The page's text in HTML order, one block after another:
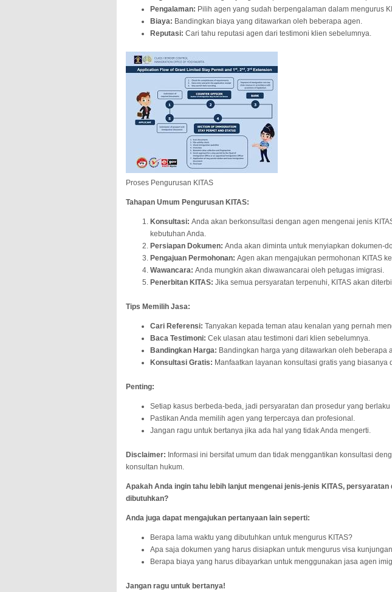
Pengalaman: Pilih agen yang sudah berpengalaman dalam mengurus
Biaya: Bandingkan biaya yang ditawarkan oleh beberapa agen.
Reputasi: Cari tahu reputasi agen dari testimoni klien sebelumnya.
Proses Pengurusan KITAS
Tahapan Umum Pengurusan KITAS:
Konsultasi: Anda akan berkonsultasi dengan agen mengenai jenis
kebutuhan Anda.
Persiapan Dokumen: Anda akan diminta untuk menyiapkan dokumen-
Pengajuan Permohonan: Agen akan mengajukan permohonan KITAS
Wawancara: Anda mungkin akan diwawancarai oleh petugas imigrasi.
Penerbitan KITAS: Jika semua persyaratan terpenuhi, KITAS akan
Tips Memilih Jasa:
Cari Referensi: Tanyakan kepada teman atau kenalan yang pernah
Baca Testimoni: Cek ulasan atau testimoni dari klien sebelumnya.
Bandingkan Harga: Bandingkan harga yang ditawarkan oleh beberapa
Konsultasi Gratis: Manfaatkan layanan konsultasi gratis yang biasanya
Penting:
Setiap kasus berbeda-beda, jadi persyaratan dan prosedur yang
Pastikan Anda memilih agen yang terpercaya dan profesional.
Jangan ragu untuk bertanya jika ada hal yang tidak Anda mengerti.
Disclaimer: Informasi ini bersifat umum dan tidak menggantikan konsultasi
konsultan hukum.
Apakah Anda ingin tahu lebih lanjut mengenai jenis-jenis KITAS,
dibutuhkan?
Anda juga dapat mengajukan pertanyaan lain seperti:
Berapa lama waktu yang dibutuhkan untuk mengurus KITAS?
Apa saja dokumen yang harus disiapkan untuk mengurus visa
Berapa biaya yang harus dibayarkan untuk menggunakan jasa agen
Jangan ragu untuk bertanya!